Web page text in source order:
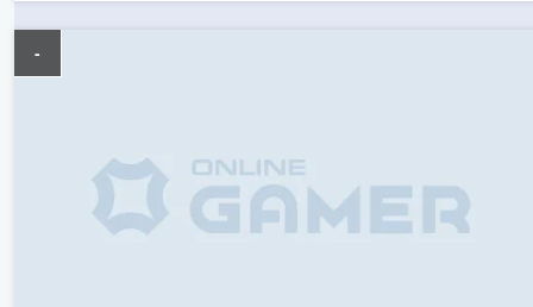
-